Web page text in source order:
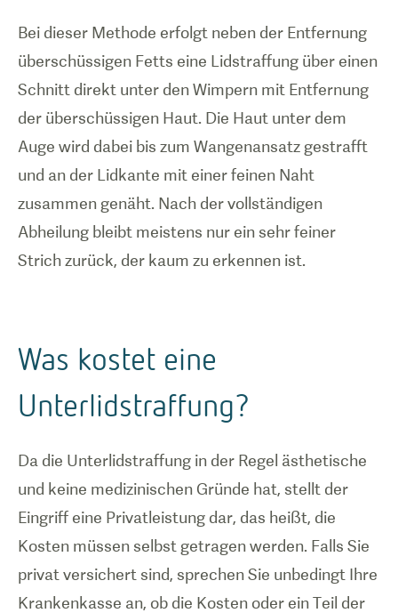
Bei dieser Methode erfolgt neben der Entfernung
überschüssigen Fetts eine Lidstraffung über einen
Schnitt direkt unter den Wimpern mit Entfernung
der überschüssigen Haut. Die Haut unter dem
Auge wird dabei bis zum Wangenansatz gestrafft
und an der Lidkante mit einer feinen Naht
zusammen genäht. Nach der vollständigen
Abheilung bleibt meistens nur ein sehr feiner
Strich zurück, der kaum zu erkennen ist.
Was kostet eine
Unterlidstraffung?
Da die Unterlidstraffung in der Regel ästhetische
und keine medizinischen Gründe hat, stellt der
Eingriff eine Privatleistung dar, das heißt, die
Kosten müssen selbst getragen werden. Falls Sie
privat versichert sind, sprechen Sie unbedingt Ihre
Krankenkasse an, ob die Kosten oder ein Teil der